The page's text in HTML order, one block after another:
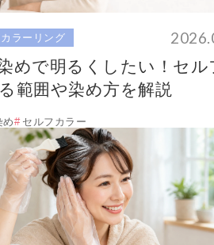
ラーリング
めで明るくしたい！セル
範囲や染め方を解説
め セルフカラー